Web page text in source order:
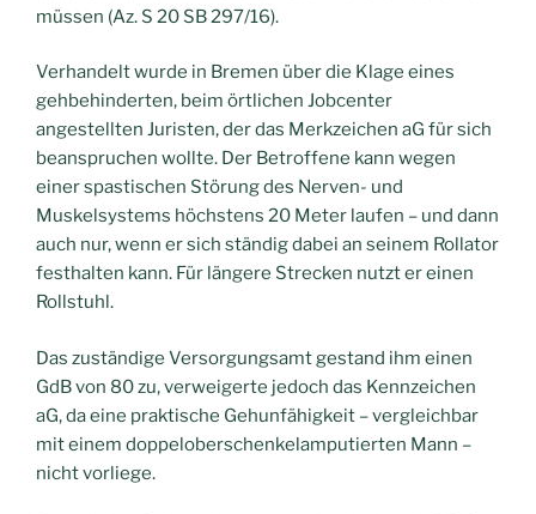
müssen (Az. S 20 SB 297/16).
Verhandelt wurde in Bremen über die Klage eines
gehbehinderten, beim örtlichen Jobcenter
angestellten Juristen, der das Merkzeichen aG für sich
beanspruchen wollte. Der Betroffene kann wegen
einer spastischen Störung des Nerven- und
Muskelsystems höchstens 20 Meter laufen – und dann
auch nur, wenn er sich ständig dabei an seinem Rollator
festhalten kann. Für längere Strecken nutzt er einen
Rollstuhl.
Das zuständige Versorgungsamt gestand ihm einen
GdB von 80 zu, verweigerte jedoch das Kennzeichen
aG, da eine praktische Gehunfähigkeit – vergleichbar
mit einem doppeloberschenkelamputierten Mann –
nicht vorliege.